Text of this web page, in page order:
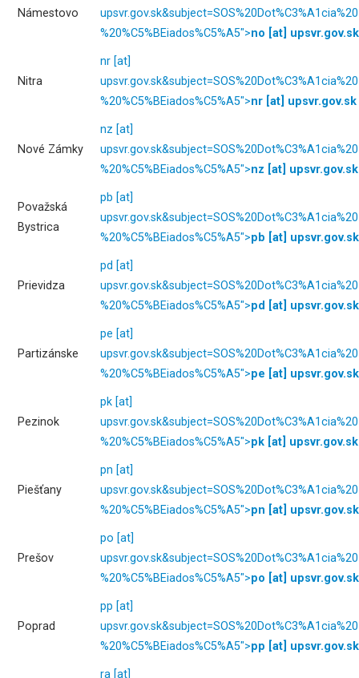
Námestovo
upsvr.gov.sk
%20%C5%BEiados%C5%A5">no [at] upsvr.gov.sk
Nitra
nr [at]
upsvr.gov.sk
%20%C5%BEiados%C5%A5">nr [at] upsvr.gov.sk
Nové Zámky
nz [at]
upsvr.gov.sk
%20%C5%BEiados%C5%A5">nz [at] upsvr.gov.sk
Považská
Bystrica
pb [at]
upsvr.gov.sk
%20%C5%BEiados%C5%A5">pb [at] upsvr.gov.sk
Prievidza
pd [at]
upsvr.gov.sk
%20%C5%BEiados%C5%A5">pd [at] upsvr.gov.sk
Partizánske
pe [at]
upsvr.gov.sk
%20%C5%BEiados%C5%A5">pe [at] upsvr.gov.sk
Pezinok
pk [at]
upsvr.gov.sk
%20%C5%BEiados%C5%A5">pk [at] upsvr.gov.sk
Piešťany
pn [at]
upsvr.gov.sk
%20%C5%BEiados%C5%A5">pn [at] upsvr.gov.sk
Prešov
po [at]
upsvr.gov.sk
%20%C5%BEiados%C5%A5">po [at] upsvr.gov.sk
Poprad
pp [at]
upsvr.gov.sk
%20%C5%BEiados%C5%A5">pp [at] upsvr.gov.sk
ra [at]